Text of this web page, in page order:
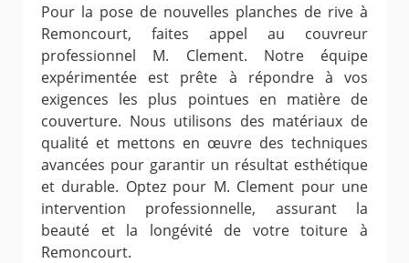
Pour la pose de nouvelles planches de rive à
Remoncourt, faites appel au couvreur
professionnel M. Clement. Notre équipe
expérimentée est prête à répondre à vos
exigences les plus pointues en matière de
couverture. Nous utilisons des matériaux de
qualité et mettons en œuvre des techniques
avancées pour garantir un résultat esthétique
et durable. Optez pour M. Clement pour une
intervention professionnelle, assurant la
beauté et la longévité de votre toiture à
Remoncourt.